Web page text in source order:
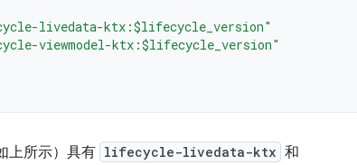
livedata-ktx:$lifecycle_version"
viewmodel-ktx:$lifecycle_version"
上所示）具有 lifecycle-livedata-ktx 和